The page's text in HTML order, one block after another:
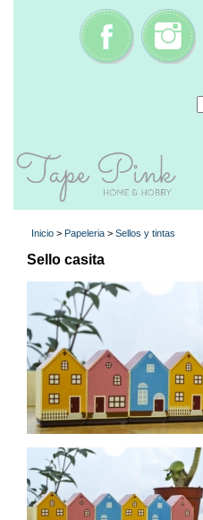
Inicio > Papeleria > Sellos y tintas
Sello casita